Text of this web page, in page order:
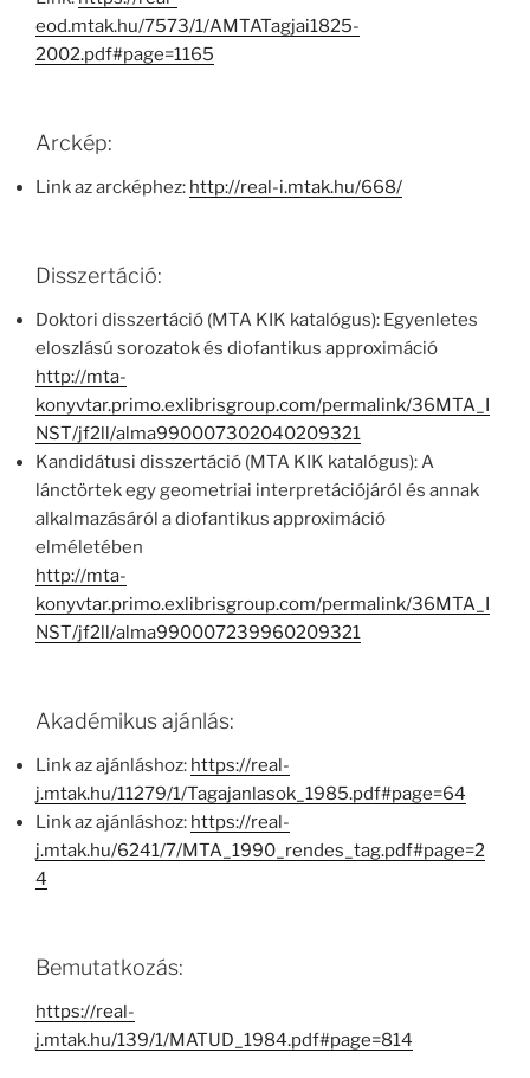
eod.mtak.hu/7573/1/AMTATagjai1825-
2002.pdf#page=1165
Arckép:
Link az arcképhez: http://real-i.mtak.hu/668/
Disszertáció:
Doktori disszertáció (MTA KIK katalógus): Egyenletes
eloszlású sorozatok és diofantikus approximáció
http://mta-
konyvtar.primo.exlibrisgroup.com/permalink/36MTA_I
NST/jf2ll/alma990007302040209321
Kandidátusi disszertáció (MTA KIK katalógus): A
lánctörtek egy geometriai interpretációjáról és annak
alkalmazásáról a diofantikus approximáció
elméletében
http://mta-
konyvtar.primo.exlibrisgroup.com/permalink/36MTA_I
NST/jf2ll/alma990007239960209321
Akadémikus ajánlás:
Link az ajánláshoz: https://real-
j.mtak.hu/11279/1/Tagajanlasok_1985.pdf#page=64
Link az ajánláshoz: https://real-
j.mtak.hu/6241/7/MTA_1990_rendes_tag.pdf#page=2
4
Bemutatkozás:
https://real-
j.mtak.hu/139/1/MATUD_1984.pdf#page=814